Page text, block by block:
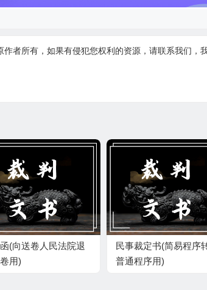
者所有，如果有侵犯您权利的资源，请联系我们，
(向送卷人民法院退
用)
民事裁定书(简易程序
普通程序用)